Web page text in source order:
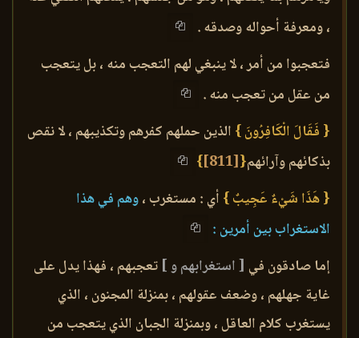
، ومعرفة أحواله وصدقه .
فتعجبوا من أمر ، لا ينبغي لهم التعجب منه ، بل يتعجب
من عقل من تعجب منه .
{ فَقَالَ الْكَافِرُونَ } الذين حملهم كفرهم وتكذيبهم ، لا نقص
بذكائهم وآرائهم{
[811]
}
{ هَذَا شَيْءٌ عَجِيبٌ } أي : مستغرب ،وهم في هذا
الاستغراب بين أمرين :
إما صادقون في [ استغرابهم و ] تعجبهم ، فهذا يدل على
غاية جهلهم ، وضعف عقولهم ، بمنزلة المجنون ، الذي
يستغرب كلام العاقل ، وبمنزلة الجبان الذي يتعجب من